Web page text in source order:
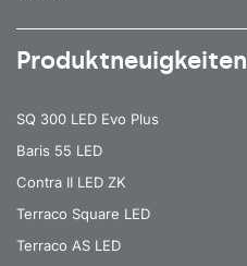
Produktneuigkeiten
SQ 300 LED Evo Plus
Baris 55 LED
Contra II LED ZK
Terraco Square LED
Terraco AS LED